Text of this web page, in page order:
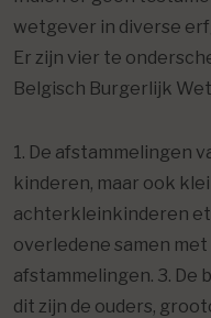
wetgever in diverse
Er zijn vier te
Belgisch Burgerlijk
1. De afstammelingen
kinderen, maar ook
achterkleinkinderen
overledene samen met
afstammelingen. 3. De
dit zijn de ouders,